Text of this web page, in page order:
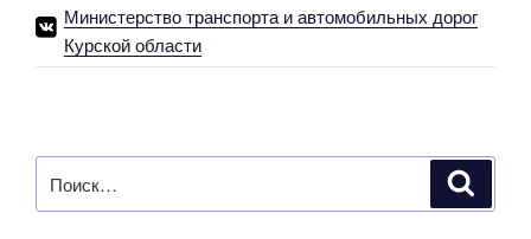
Министерство транспорта и автомобильных дорог
Курской области